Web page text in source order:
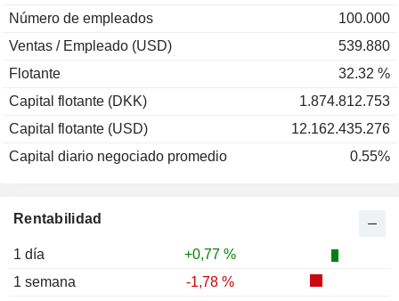
Rentabilidad
1 día
+0,77 %
1 semana
-1,78 %
Número de empleados
100.000
Ventas / Empleado (USD)
539.880
Flotante
32.32 %
Capital flotante (DKK)
1.874.812.753
Capital flotante (USD)
12.162.435.276
Capital diario negociado promedio
0.55%
+70,00 %